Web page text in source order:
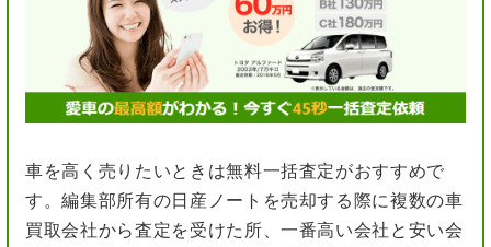
車を高く売りたいときは無料一括査定がおすすめで
す。編集部所有の日産ノートを売却する際に複数の車
買取会社から査定を受けた所、一番高い会社と安い会